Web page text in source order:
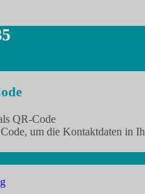
um die Kontaktdaten in